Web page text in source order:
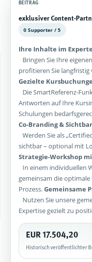
BEITRAG
exklusiver Content-
0 Supporter / 5
Ihre Inhalte im
Bringen Sie Ihre
profitieren Sie
Gezielte
Die SmartReferenz-
Antworten auf Ihre
Schulungen
Co-Branding &
Werden Sie als
sichtbar – optional mit
Strategie-Workshop
In einem individuellen
gemeinsam die
Prozess.Gemeinsame
Nutzen Sie unsere
Expertise gezielt zu
EUR 17.504,20
Historisch veröffentlichter